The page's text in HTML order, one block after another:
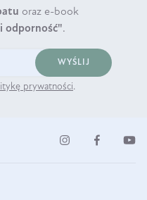
oraz e-book
odporność".
WYŚLIJ
prywatności.